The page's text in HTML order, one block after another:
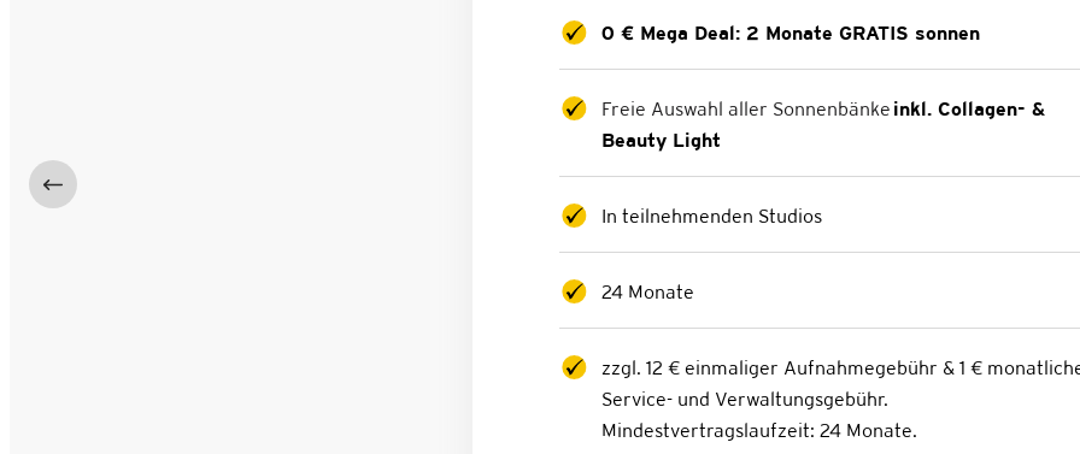
0 € Mega Deal: 2 Monate GRATIS sonnen
Freie Auswahl aller Sonnenbänke inkl. Collagen- &
Beauty Light
In teilnehmenden Studios
24 Monate
zzgl. 12 € einmaliger Aufnahmegebühr & 1 €
Service- und Verwaltungsgebühr.
Mindestvertragslaufzeit: 24 Monate.